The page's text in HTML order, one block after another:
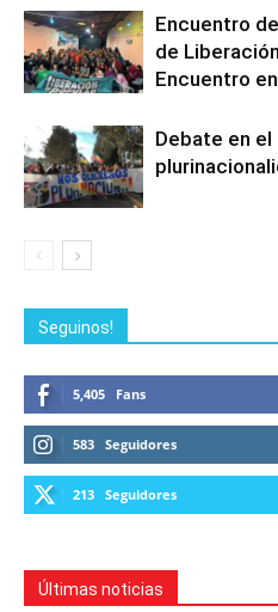
Encuentro
de
Encuentro
Debate en
Seguinos!
5,405 Fans
583 Seguidores
213 Seguidores
Últimas noticias